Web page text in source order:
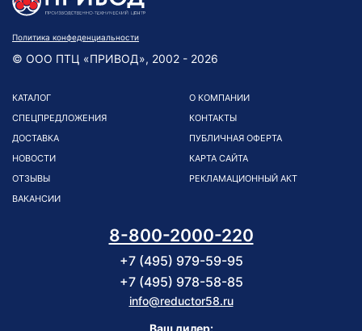
Политика конфеденциальности
© ООО ПТЦ «ПРИВОД», 2002 - 2026
КАТАЛОГ
СПЕЦПРЕДЛОЖЕНИЯ
ДОСТАВКА
НОВОСТИ
ОТЗЫВЫ
ВАКАНСИИ
О КОМПАНИИ
КОНТАКТЫ
ПУБЛИЧНАЯ ОФЕРТА
КАРТА САЙТА
РЕКЛАМАЦИОННЫЙ АКТ
8-800-2000-220
+7 (495) 979-59-95
+7 (495) 978-58-85
info@reductor58.ru
Ваш дилер: